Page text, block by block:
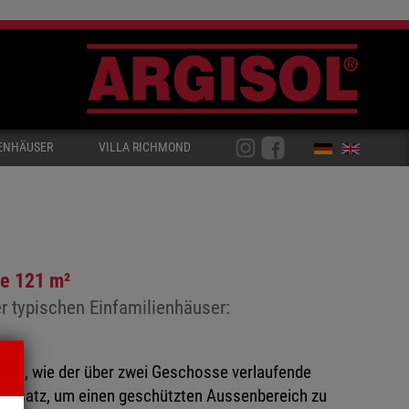
VILLA RICHMOND
121 m²
typischen Einfamilienhäuser:
wie der über zwei Geschosse verlaufende
um einen geschützten Aussenbereich zu